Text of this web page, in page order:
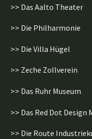
>> Das Aalto Theater
>> Die Philharmonie
>> Die Villa Hügel
>> Zeche Zollverein
>> Das Ruhr Museum
>> Das Red Dot Design
>> Die Route